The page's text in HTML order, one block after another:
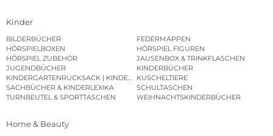
Kinder
BILDERBÜCHER
FEDERMAPPEN
HÖRSPIELBOXEN
HÖRSPIEL FIGUREN
HÖRSPIEL ZUBEHÖR
JAUSENBOX & TRINKFLASCHEN
JUGENDBÜCHER
KINDERBÜCHER
KINDERGARTENRUCKSACK | KINDERGARTENBEUTEL
KUSCHELTIERE
SACHBÜCHER & KINDERLEXIKA
SCHULTASCHEN
TURNBEUTEL & SPORTTASCHEN
WEIHNACHTSKINDERBÜCHER
Home & Beauty